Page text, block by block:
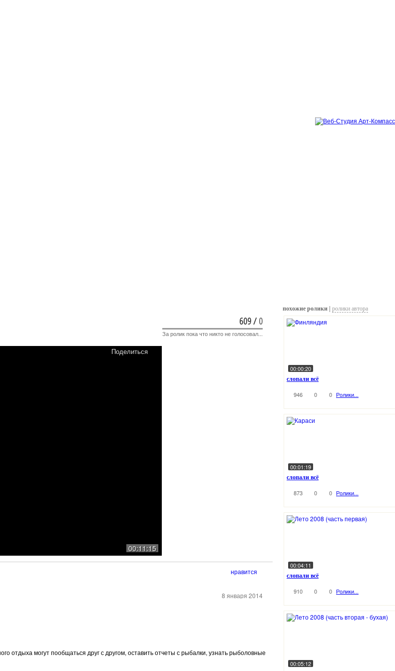
00:11:15
Поделиться
609/0
За ролик пока что никто не голосовал...
нравится
8 января 2014
похожие ролики | ролики автора
00:00:20
слопали всё
946 0 0 Ролики...
00:01:19
слопали всё
873 0 0 Ролики...
00:04:11
слопали всё
910 0 0 Ролики...
00:05:12
отдыха могут пообщаться друг с другом, оставить отчеты с рыбалки, узнать рыболовные